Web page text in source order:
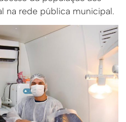
na rede pública municipal.